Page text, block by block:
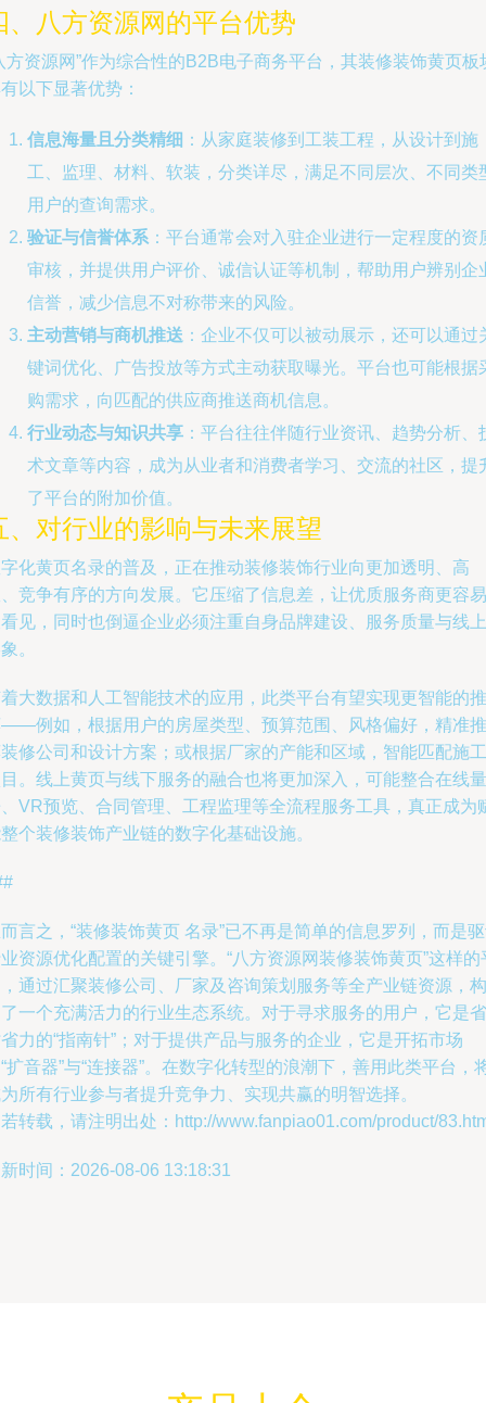
、八方资源网的平台优势
方资源网”作为综合性的B2B电子商务平台，其装修装饰黄页板
以下显著优势：
信息海量且分类精细 ：从家庭装修到工装工程，从设计到施
工、监理、材料、软装，分类详尽，满足不同层次、不同类
用户的查询需求。
验证与信誉体系 ：平台通常会对入驻企业进行一定程度的资
审核，并提供用户评价、诚信认证等机制，帮助用户辨别企
信誉，减少信息不对称带来的风险。
主动营销与商机推送 ：企业不仅可以被动展示，还可以通过
键词优化、广告投放等方式主动获取曝光。平台也可能根据
购需求，向匹配的供应商推送商机信息。
行业动态与知识共享 ：平台往往伴随行业资讯、趋势分析、
术文章等内容，成为从业者和消费者学习、交流的社区，提
了平台的附加价值。
、对行业的影响与未来展望
化黄页名录的普及，正在推动装修装饰行业向更加透明、高
竞争有序的方向发展。它压缩了信息差，让优质服务商更容易
见，同时也倒逼企业必须注重自身品牌建设、服务质量与线上
。
大数据和人工智能技术的应用，此类平台有望实现更智能的推
例如，根据用户的房屋类型、预算范围、风格偏好，精准推
修公司和设计方案；或根据厂家的产能和区域，智能匹配施工
。线上黄页与线下服务的融合也将更加深入，可能整合在线量
VR预览、合同管理、工程监理等全流程服务工具，真正成为
个装修装饰产业链的数字化基础设施。
言之，“装修装饰黄页 名录”已不再是简单的信息罗列，而是
资源优化配置的关键引擎。“八方资源网装修装饰黄页”这样的
通过汇聚装修公司、厂家及咨询策划服务等全产业链资源，构
一个充满活力的行业生态系统。对于寻求服务的用户，它是省
力的“指南针”；对于提供产品与服务的企业，它是开拓市场
扩音器”与“连接器”。在数字化转型的浪潮下，善用此类平台，
所有行业参与者提升竞争力、实现共赢的明智选择。
转载，请注明出处：http://www.fanpiao01.com/product/
时间：2026-08-06 13:18:31